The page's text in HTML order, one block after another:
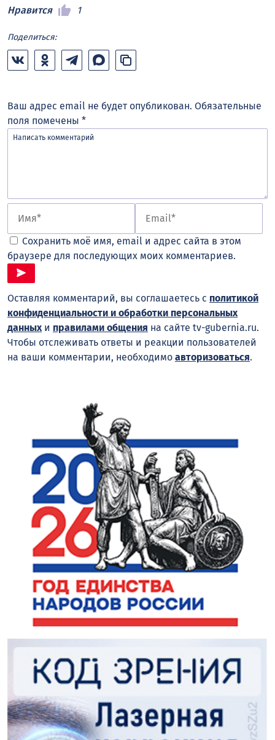
Нравится
1
Поделиться:
Ваш адрес email не будет опубликован. Обязательные
поля помечены *
Сохранить моё имя, email и адрес сайта в этом
браузере для последующих моих комментариев.
Оставляя комментарий, вы соглашаетесь с политикой
конфиденциальности и обработки персональных
данных и правилами общения на сайте tv-gubernia.ru.
Чтобы отслеживать ответы и реакции пользователей
на ваши комментарии, необходимо авторизоваться.